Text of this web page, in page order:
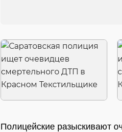
Полицейские разыскивают